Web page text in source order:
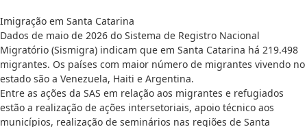
Imigração em Santa Catarina
Dados de maio de 2026 do Sistema de Registro Nacional
Migratório (Sismigra) indicam que em Santa Catarina há 219.498
migrantes. Os países com maior número de migrantes vivendo no
estado são a Venezuela, Haiti e Argentina.
Entre as ações da SAS em relação aos migrantes e refugiados
estão a realização de ações intersetoriais, apoio técnico aos
municípios, realização de seminários nas regiões de Santa